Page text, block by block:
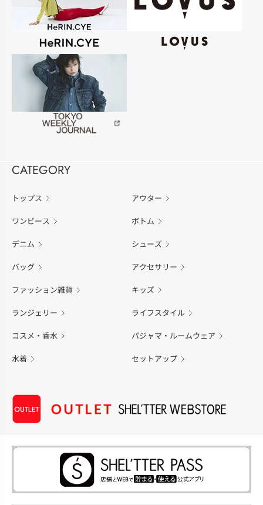
CATEGORY
トップス アウター
ワンピース ボトム
デニム シューズ
バッグ アクセサリー
ファッション雑貨 キッズ
ランジェリー ライフスタイル
コスメ・香水 パジャマ・ルームウェア
水着 セットアップ